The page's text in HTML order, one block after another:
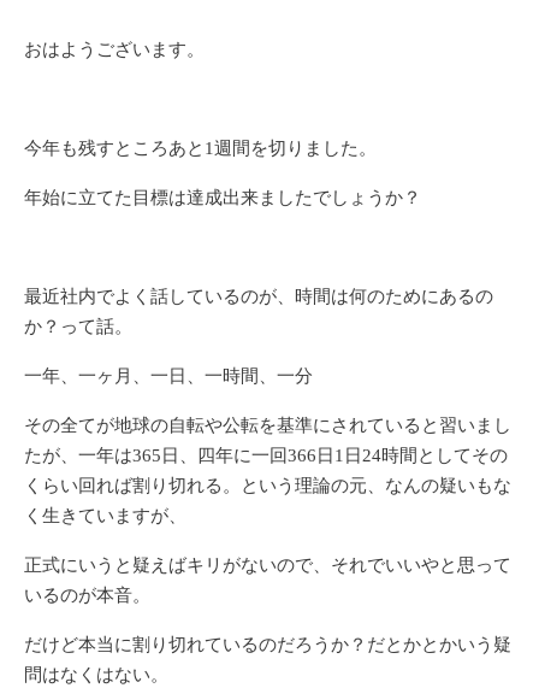
おはようございます。
今年も残すところあと1週間を切りました。
年始に立てた目標は達成出来ましたでしょうか？
最近社内でよく話しているのが、時間は何のためにあるの
か？って話。
一年、一ヶ月、一日、一時間、一分
その全てが地球の自転や公転を基準にされていると習いまし
たが、一年は365日、四年に一回366日1日24時間としてその
くらい回れば割り切れる。という理論の元、なんの疑いもな
く生きていますが、
正式にいうと疑えばキリがないので、それでいいやと思って
いるのが本音。
だけど本当に割り切れているのだろうか？だとかとかいう疑
問はなくはない。